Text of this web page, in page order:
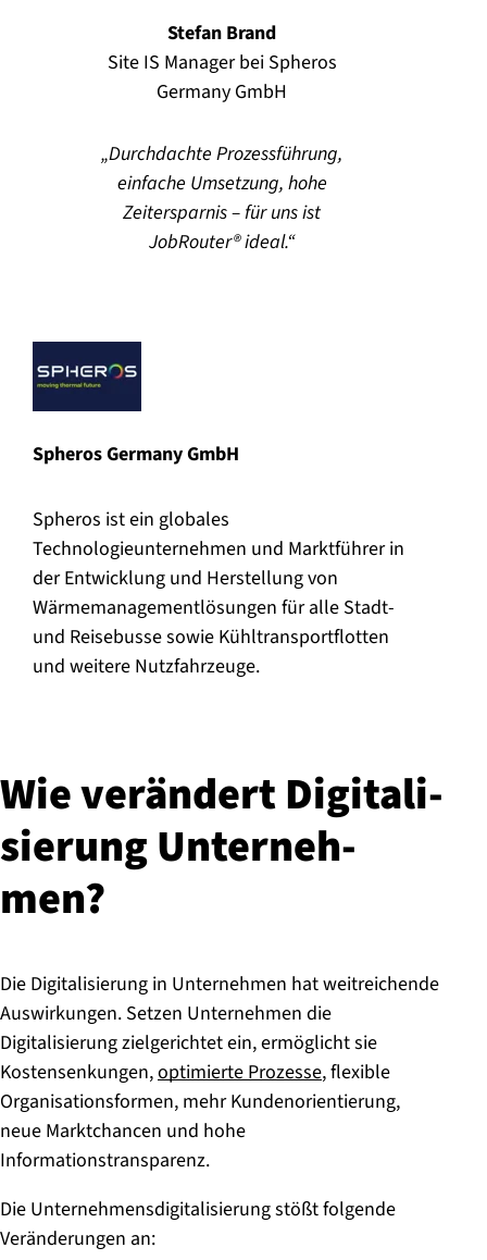
Durchdachte Prozessführung,
einfache Umsetzung, hohe
Zeitersparnis – für uns ist
JobRouter® ideal.
Stefan Brand
Site IS Manager bei Spheros
Germany GmbH
Spheros Germany GmbH
Spheros ist ein globales
Technologieunternehmen und Marktführer in
der Entwicklung und Herstellung von
Wärmemanagementlösungen für alle Stadt-
und Reisebusse sowie Kühltransportflotten
und weitere Nutzfahrzeuge.
Wie verändert Di­gi­ta­li­
sie­rung Un­ter­neh­
men?
Die Digitalisierung in Unternehmen hat weitreichende
Auswirkungen. Setzen Unternehmen die
Digitalisierung zielgerichtet ein, ermöglicht sie
Kostensenkungen,optimierte Prozesse, flexible
Organisationsformen, mehr Kundenorientierung,
neue Marktchancen und hohe
Informationstransparenz.
Die Unternehmensdigitalisierung stößt folgende
Veränderungen an: